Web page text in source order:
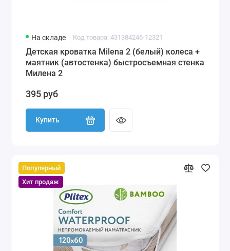
На складе Код товара: 431384246-12321
Детская кроватка Milena 2 (белый) колеса +
маятник (автостенка) быстросъемная стенка
Милена 2
395 руб
Купить
Популярный
Хит продаж